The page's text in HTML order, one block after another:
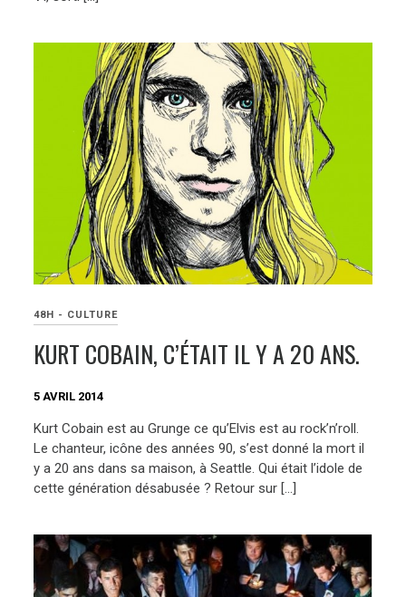
48H - CULTURE
KURT COBAIN, C’ÉTAIT IL Y A 20 ANS.
5 AVRIL 2014
Kurt Cobain est au Grunge ce qu’Elvis est au rock’n’roll.
Le chanteur, icône des années 90, s’est donné la mort il
y a 20 ans dans sa maison, à Seattle. Qui était l’idole de
cette génération désabusée ? Retour sur […]